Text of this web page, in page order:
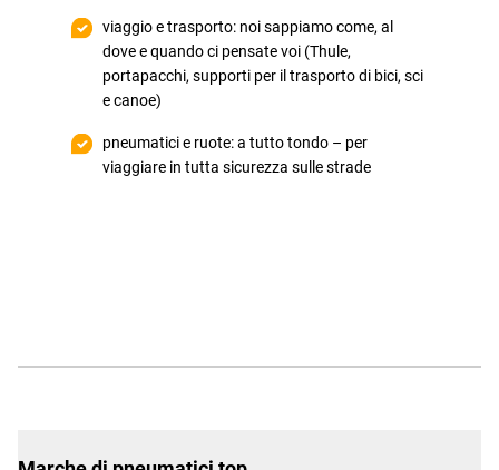
viaggio e trasporto: noi sappiamo come, al
dove e quando ci pensate voi (Thule,
portapacchi, supporti per il trasporto di bici, sci
e canoe)
pneumatici e ruote: a tutto tondo – per
viaggiare in tutta sicurezza sulle strade